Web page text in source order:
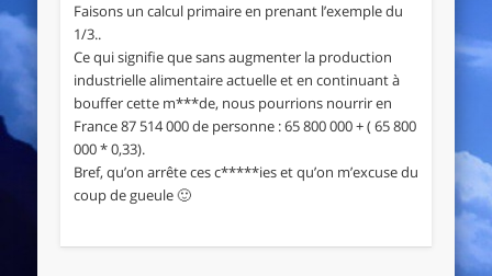
Faisons un calcul primaire en prenant l’exemple du
1/3..
Ce qui signifie que sans augmenter la production
industrielle alimentaire actuelle et en continuant à
bouffer cette m***de, nous pourrions nourrir en
France 87 514 000 de personne : 65 800 000 + ( 65 800
000 * 0,33).
Bref, qu’on arrête ces c*****ies et qu’on m’excuse du
coup de gueule 🙂